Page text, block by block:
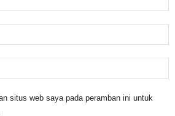
situs web saya pada peramban ini untuk